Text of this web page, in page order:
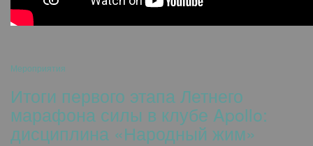
Мероприятия
Итоги первого этапа Летнего
марафона силы в клубе Apollo:
дисциплина «Народный жим»